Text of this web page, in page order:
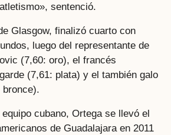
sentenció.
Glasgow, finalizó cuarto con
luego del representante de
(7,60: oro), el francés
(7,61: plata) y el también galo
bronce).
cubano, Ortega se llevó el
de Guadalajara en 2011